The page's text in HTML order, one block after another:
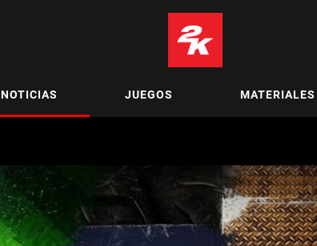
NOTICIAS JUEGOS MATERIALES